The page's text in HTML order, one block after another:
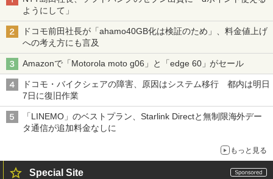
ようにして」
ドコモ前田社長が「ahamo40GB化は検証のため」、料金値上げ
への考え方にも言及
Amazonで「Motorola moto g06」と「edge 60」がセール
ドコモ・バイクシェアの障害、原因はシステム移行 都内は明日
7日に復旧作業
「LINEMO」のベストプラン、Starlink Directと無制限海外デー
タ通信が追加料金なしに
もっと見る
Special Site